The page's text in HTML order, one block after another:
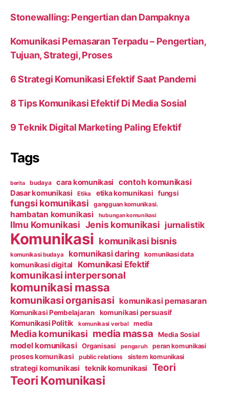
Stonewalling: Pengertian dan Dampaknya
Komunikasi Pemasaran Terpadu – Pengertian,
Tujuan, Strategi, Proses
6 Strategi Komunikasi Efektif Saat Pandemi
8 Tips Komunikasi Efektif Di Media Sosial
9 Teknik Digital Marketing Paling Efektif
Tags
berita budaya cara komunikasi contoh komunikasi
Dasar komunikasi Etika etika komunikasi fungsi
fungsi komunikasi gangguan komunikasi.
hambatan komunikasi hubungan komunikasi
Ilmu Komunikasi Jenis komunikasi jurnalistik
Komunikasi komunikasi bisnis
komunikasi budaya komunikasi daring komunikasi data
komunikasi digital Komunikasi Efektif
komunikasi interpersonal
komunikasi massa
komunikasi organisasi komunikasi pemasaran
Komunikasi Pembelajaran komunikasi persuasif
Komunikasi Politik komunikasi verbal media
Media komunikasi media massa Media Sosial
model komunikasi Organisasi pengaruh peran komunikasi
proses komunikasi public relations sistem komunikasi
strategi komunikasi teknik komunikasi Teori
Teori Komunikasi